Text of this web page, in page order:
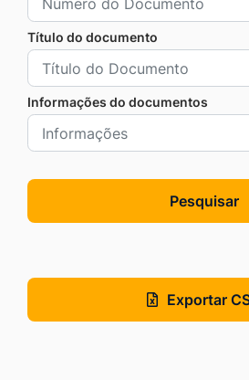
Título do documento
Informações do documentos
Pesquisar
Exportar